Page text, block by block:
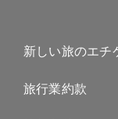
新しい旅のエチ
旅行業約款